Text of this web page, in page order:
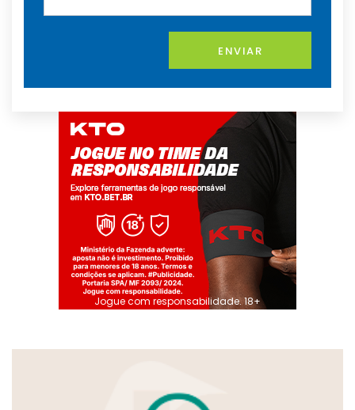
ENVIAR
Jogue com responsabilidade. 18+